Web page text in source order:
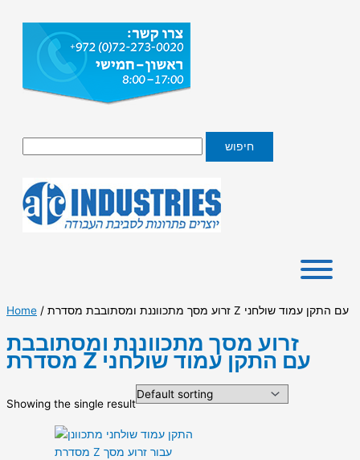
content
Search חיפוש
Home / זרוע מסך מתכווננת ומסתובבת מסדרת Z עם התקן עמוד שולחני
זרוע מסך מתכווננת ומסתובבת
מסדרת Z עם התקן עמוד שולחני
Showing the single result